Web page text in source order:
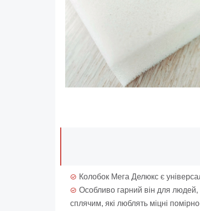
Колобок Мега Делюкс є
Особливо гарний він для людей,
сплячим, які люблять міцні